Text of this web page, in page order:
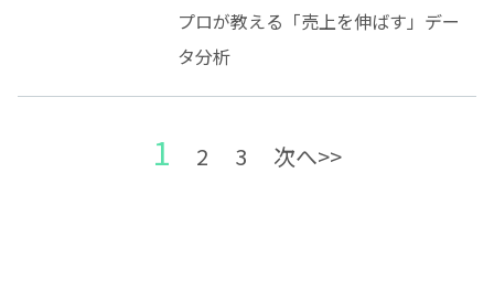
プロが教える「売上を伸ばす」デー
タ分析
1 2 3 次へ>>